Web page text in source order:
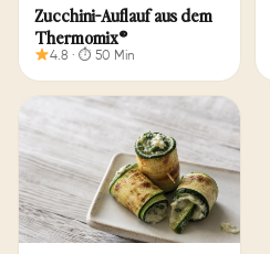
Zucchini-Auflauf aus dem
Thermomix®
4.8 · ⏱ 50 Min